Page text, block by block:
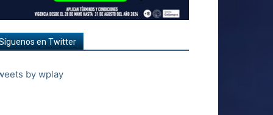
en Twitter
by wplay